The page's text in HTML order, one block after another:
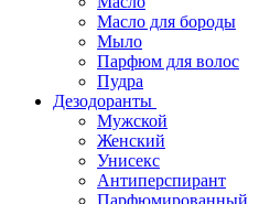
Масло для бороды
Мыло
Парфюм для волос
Пудра
Дезодоранты
Мужской
Женский
Унисекс
Антиперспирант
Парфюмированный